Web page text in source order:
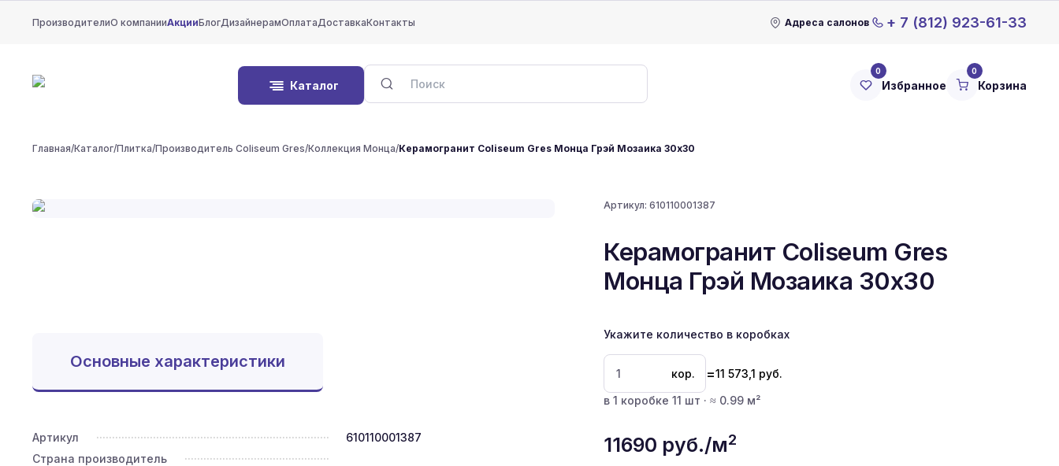
ПроизводителиО компанииАкцииБлогДизайнерамОплатаДоставкаКонтакты Адреса салонов + 7 (812) 923-61-33
Каталог
0
Избранное
0
Корзина
Главная/Каталог/Плитка/Производитель Coliseum Gres/Коллекция Монца/Керамогранит Coliseum Gres Монца Грэй Мозаика 30x30
Артикул:610110001387
Керамогранит Coliseum Gres
Монца Грэй Мозаика 30x30
Укажите количество в коробках
кор. =11 573,1 руб.
в 1 коробке 11 шт · ≈ 0.99 м²
11690 руб./м2
Основные характеристики
Артикул
610110001387
Страна производитель